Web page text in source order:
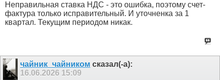
Неправильная ставка НДС - это ошибка, поэтому счет-
фактура только исправительный. И уточненка за 1
квартал. Текущим периодом никак.
чайник_чайником сказал(-а):
16.06.2026 15:09